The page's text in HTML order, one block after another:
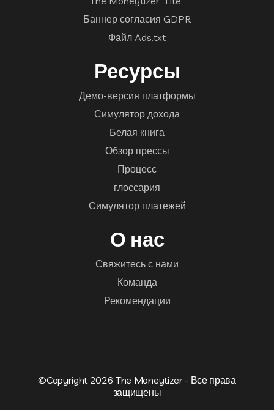
Баннер согласия GDPR
Файл Ads.txt
Ресурсы
Демо-версия платформы
Симулятор дохода
Белая книга
Обзор прессы
Процесс
глоссария
Симулятор платежей
О нас
Свяжитесь с нами
Команда
Рекомендации
©Copyright 2026 The Moneytizer - Все права
защищены